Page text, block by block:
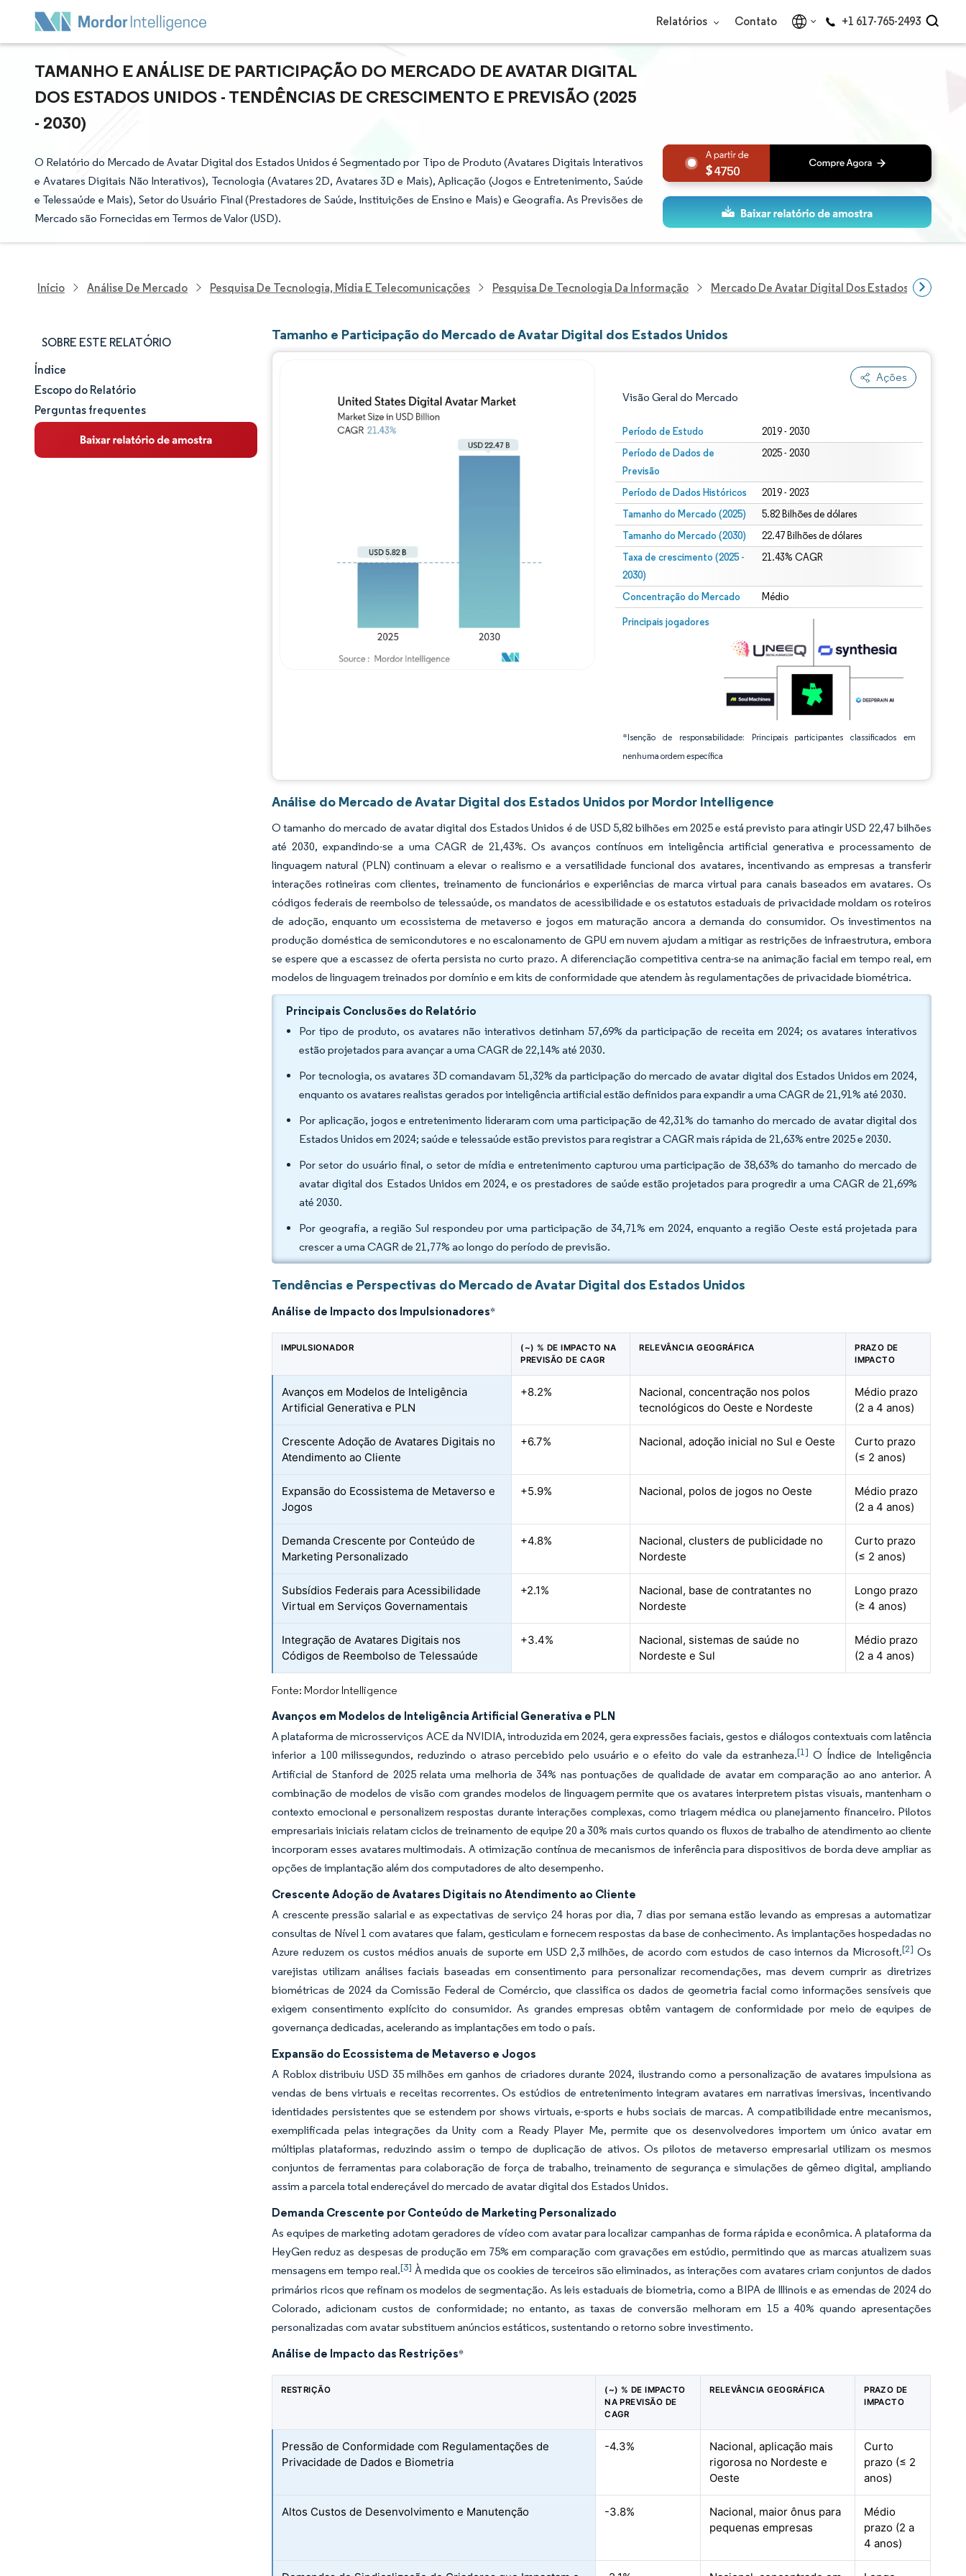
Relatórios Contato +1 617-765-2493
TAMANHO E ANÁLISE DE PARTICIPAÇÃO DO MERCADO DE AVATAR DIGITAL
DOS ESTADOS UNIDOS - TENDÊNCIAS DE CRESCIMENTO E PREVISÃO (2025
- 2030)
O Relatório do Mercado de Avatar Digital dos Estados Unidos é Segmentado por Tipo de Produto (Avatares Digitais Interativos
e Avatares Digitais Não Interativos), Tecnologia (Avatares 2D, Avatares 3D e Mais), Aplicação (Jogos e Entretenimento, Saúde
e Telessaúde e Mais), Setor do Usuário Final (Prestadores de Saúde, Instituições de Ensino e Mais) e Geografia. As Previsões de
Mercado são Fornecidas em Termos de Valor (USD).
4750
Início Análise De Mercado Pesquisa De Tecnologia, Mídia E Telecomunicações Pesquisa De Tecnologia Da Informação Mercado De Avatar Digital Dos Estados Unidos
SOBRE ESTE RELATÓRIO
Tamanho e participação de mercado
Análise de mercado
Tendências e insights
Índice
Escopo do Relatório
Perguntas frequentes
Tamanho e Participação do Mercado de Avatar Digital dos Estados Unidos
Ações
Visão Geral do Mercado
Período de Estudo 2019 - 2030
Período de Dados de
Previsão
2025 - 2030
Período de Dados Históricos 2019 - 2023
Tamanho do Mercado (2025) 5.82 Bilhões de dólares
Tamanho do Mercado (2030) 22.47 Bilhões de dólares
Taxa de crescimento (2025 -
2030)
21.43% CAGR
Concentração do Mercado Médio
Principais jogadores
*Isenção de responsabilidade: Principais participantes classificados em
nenhuma ordem específica
Imagem © Mordor Intelligence. O reuso requer atribuição conforme CC BY 4.0.
Imagem © Mordor Intelligence. O reuso requer atribuição conforme CC BY 4.0.
Análise do Mercado de Avatar Digital dos Estados Unidos por Mordor Intelligence
O tamanho do mercado de avatar digital dos Estados Unidos é de USD 5,82 bilhões em 2025 e está previsto para atingir USD 22,47 bilhões
até 2030, expandindo-se a uma CAGR de 21,43%. Os avanços contínuos em inteligência artificial generativa e processamento de
linguagem natural (PLN) continuam a elevar o realismo e a versatilidade funcional dos avatares, incentivando as empresas a transferir
interações rotineiras com clientes, treinamento de funcionários e experiências de marca virtual para canais baseados em avatares. Os
códigos federais de reembolso de telessaúde, os mandatos de acessibilidade e os estatutos estaduais de privacidade moldam os roteiros
de adoção, enquanto um ecossistema de metaverso e jogos em maturação ancora a demanda do consumidor. Os investimentos na
produção doméstica de semicondutores e no escalonamento de GPU em nuvem ajudam a mitigar as restrições de infraestrutura, embora
se espere que a escassez de oferta persista no curto prazo. A diferenciação competitiva centra-se na animação facial em tempo real, em
modelos de linguagem treinados por domínio e em kits de conformidade que atendem às regulamentações de privacidade biométrica.
Principais Conclusões do Relatório
Por tipo de produto, os avatares não interativos detinham 57,69% da participação de receita em 2024; os avatares interativos
estão projetados para avançar a uma CAGR de 22,14% até 2030.
Por tecnologia, os avatares 3D comandavam 51,32% da participação do mercado de avatar digital dos Estados Unidos em 2024,
enquanto os avatares realistas gerados por inteligência artificial estão definidos para expandir a uma CAGR de 21,91% até 2030.
Por aplicação, jogos e entretenimento lideraram com uma participação de 42,31% do tamanho do mercado de avatar digital dos
Estados Unidos em 2024; saúde e telessaúde estão previstos para registrar a CAGR mais rápida de 21,63% entre 2025 e 2030.
Por setor do usuário final, o setor de mídia e entretenimento capturou uma participação de 38,63% do tamanho do mercado de
avatar digital dos Estados Unidos em 2024, e os prestadores de saúde estão projetados para progredir a uma CAGR de 21,69%
até 2030.
Por geografia, a região Sul respondeu por uma participação de 34,71% em 2024, enquanto a região Oeste está projetada para
crescer a uma CAGR de 21,77% ao longo do período de previsão.
Tendências e Perspectivas do Mercado de Avatar Digital dos Estados Unidos
Análise de Impacto dos Impulsionadores*
IMPULSIONADOR
(~) % DE IMPACTO NA
PREVISÃO DE CAGR
RELEVÂNCIA GEOGRÁFICA
PRAZO DE
IMPACTO
Avanços em Modelos de Inteligência
Artificial Generativa e PLN
+8.2%
Nacional, concentração nos polos
tecnológicos do Oeste e Nordeste
Médio prazo
(2 a 4 anos)
Crescente Adoção de Avatares Digitais no
Atendimento ao Cliente
+6.7% Nacional, adoção inicial no Sul e Oeste
Curto prazo
(≤ 2 anos)
Expansão do Ecossistema de Metaverso e
Jogos
+5.9% Nacional, polos de jogos no Oeste
Médio prazo
(2 a 4 anos)
Demanda Crescente por Conteúdo de
Marketing Personalizado
+4.8%
Nacional, clusters de publicidade no
Nordeste
Curto prazo
(≤ 2 anos)
Subsídios Federais para Acessibilidade
Virtual em Serviços Governamentais
+2.1%
Nacional, base de contratantes no
Nordeste
Longo prazo
(≥ 4 anos)
Integração de Avatares Digitais nos
Códigos de Reembolso de Telessaúde
+3.4%
Nacional, sistemas de saúde no
Nordeste e Sul
Médio prazo
(2 a 4 anos)
Fonte: Mordor Intelligence
Avanços em Modelos de Inteligência Artificial Generativa e PLN
A plataforma de microsserviços ACE da NVIDIA, introduzida em 2024, gera expressões faciais, gestos e diálogos contextuais com latência
inferior a 100 milissegundos, reduzindo o atraso percebido pelo usuário e o efeito do vale da estranheza.[1] O Índice de Inteligência
Artificial de Stanford de 2025 relata uma melhoria de 34% nas pontuações de qualidade de avatar em comparação ao ano anterior. A
combinação de modelos de visão com grandes modelos de linguagem permite que os avatares interpretem pistas visuais, mantenham o
contexto emocional e personalizem respostas durante interações complexas, como triagem médica ou planejamento financeiro. Pilotos
empresariais iniciais relatam ciclos de treinamento de equipe 20 a 30% mais curtos quando os fluxos de trabalho de atendimento ao cliente
incorporam esses avatares multimodais. A otimização contínua de mecanismos de inferência para dispositivos de borda deve ampliar as
opções de implantação além dos computadores de alto desempenho.
Crescente Adoção de Avatares Digitais no Atendimento ao Cliente
A crescente pressão salarial e as expectativas de serviço 24 horas por dia, 7 dias por semana estão levando as empresas a automatizar
consultas de Nível 1 com avatares que falam, gesticulam e fornecem respostas da base de conhecimento. As implantações hospedadas no
Azure reduzem os custos médios anuais de suporte em USD 2,3 milhões, de acordo com estudos de caso internos da Microsoft.[2] Os
varejistas utilizam análises faciais baseadas em consentimento para personalizar recomendações, mas devem cumprir as diretrizes
biométricas de 2024 da Comissão Federal de Comércio, que classifica os dados de geometria facial como informações sensíveis que
exigem consentimento explícito do consumidor. As grandes empresas obtêm vantagem de conformidade por meio de equipes de
governança dedicadas, acelerando as implantações em todo o país.
Expansão do Ecossistema de Metaverso e Jogos
A Roblox distribuiu USD 35 milhões em ganhos de criadores durante 2024, ilustrando como a personalização de avatares impulsiona as
vendas de bens virtuais e receitas recorrentes. Os estúdios de entretenimento integram avatares em narrativas imersivas, incentivando
identidades persistentes que se estendem por shows virtuais, e-sports e hubs sociais de marcas. A compatibilidade entre mecanismos,
exemplificada pelas integrações da Unity com a Ready Player Me, permite que os desenvolvedores importem um único avatar em
múltiplas plataformas, reduzindo assim o tempo de duplicação de ativos. Os pilotos de metaverso empresarial utilizam os mesmos
conjuntos de ferramentas para colaboração de força de trabalho, treinamento de segurança e simulações de gêmeo digital, ampliando
assim a parcela total endereçável do mercado de avatar digital dos Estados Unidos.
Demanda Crescente por Conteúdo de Marketing Personalizado
As equipes de marketing adotam geradores de vídeo com avatar para localizar campanhas de forma rápida e econômica. A plataforma da
HeyGen reduz as despesas de produção em 75% em comparação com gravações em estúdio, permitindo que as marcas atualizem suas
mensagens em tempo real.[3] À medida que os cookies de terceiros são eliminados, as interações com avatares criam conjuntos de dados
primários ricos que refinam os modelos de segmentação. As leis estaduais de biometria, como a BIPA de Illinois e as emendas de 2024 do
Colorado, adicionam custos de conformidade; no entanto, as taxas de conversão melhoram em 15 a 40% quando apresentações
personalizadas com avatar substituem anúncios estáticos, sustentando o retorno sobre investimento.
Análise de Impacto das Restrições*
RESTRIÇÃO
(~) % DE IMPACTO
NA PREVISÃO DE
CAGR
RELEVÂNCIA GEOGRÁFICA
PRAZO DE
IMPACTO
Pressão de Conformidade com Regulamentações de
Privacidade de Dados e Biometria
-4.3%
Nacional, aplicação mais
rigorosa no Nordeste e
Oeste
Curto
prazo (≤ 2
anos)
Altos Custos de Desenvolvimento e Manutenção -3.8%
Nacional, maior ônus para
pequenas empresas
Médio
prazo (2 a
4 anos)